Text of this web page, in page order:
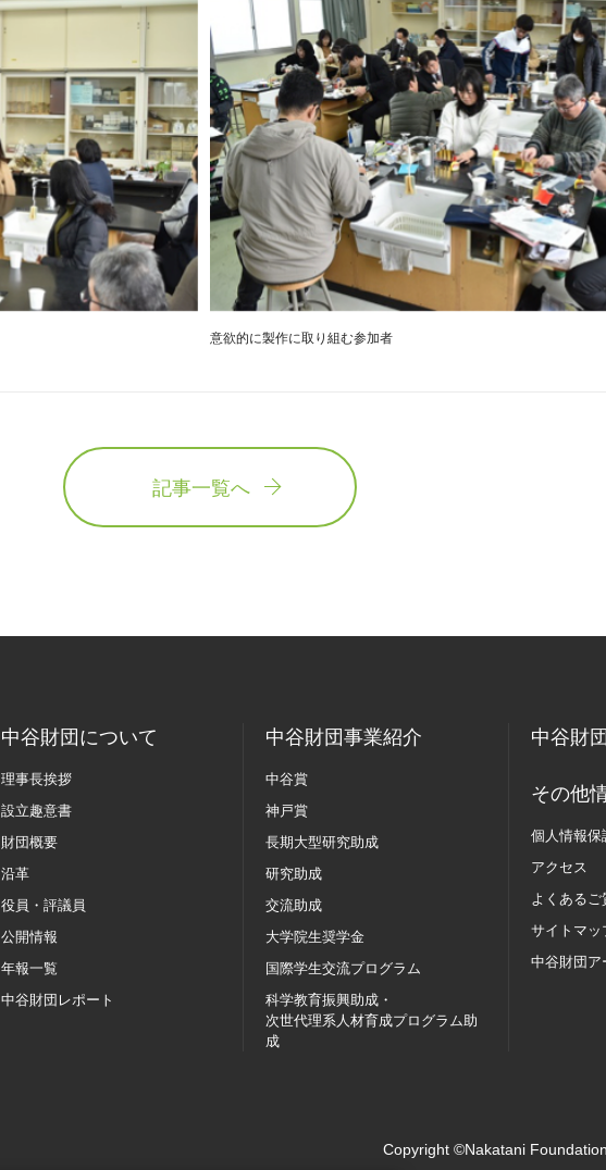
意欲的に製作に取り組む参加者
記事一覧へ
中谷財団について
理事長挨拶
設立趣意書
財団概要
沿革
役員・評議員
公開情報
年報一覧
中谷財団レポート
中谷財団事業紹介
中谷賞
神戸賞
長期大型研究助成
研究助成
交流助成
大学院生奨学金
国際学生交流プログラム
科学教育振興助成・
次世代理系人材育成プログラム助
成
中谷財
その他
個人情報保
アクセス
よくあるご
サイトマッ
中谷財団ア
Copyright ©Nakatani